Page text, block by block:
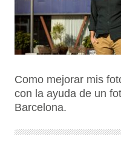
Como mejorar mis
con la ayuda de un
Barcelona.